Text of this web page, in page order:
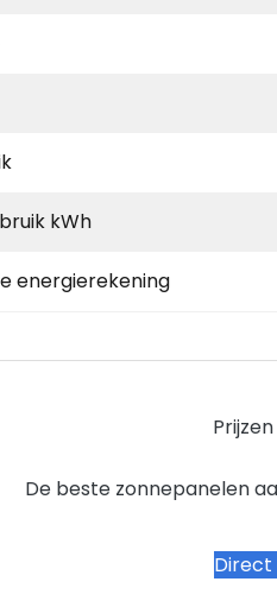
kWh
energierekening
De beste zonnepanelen
Direct